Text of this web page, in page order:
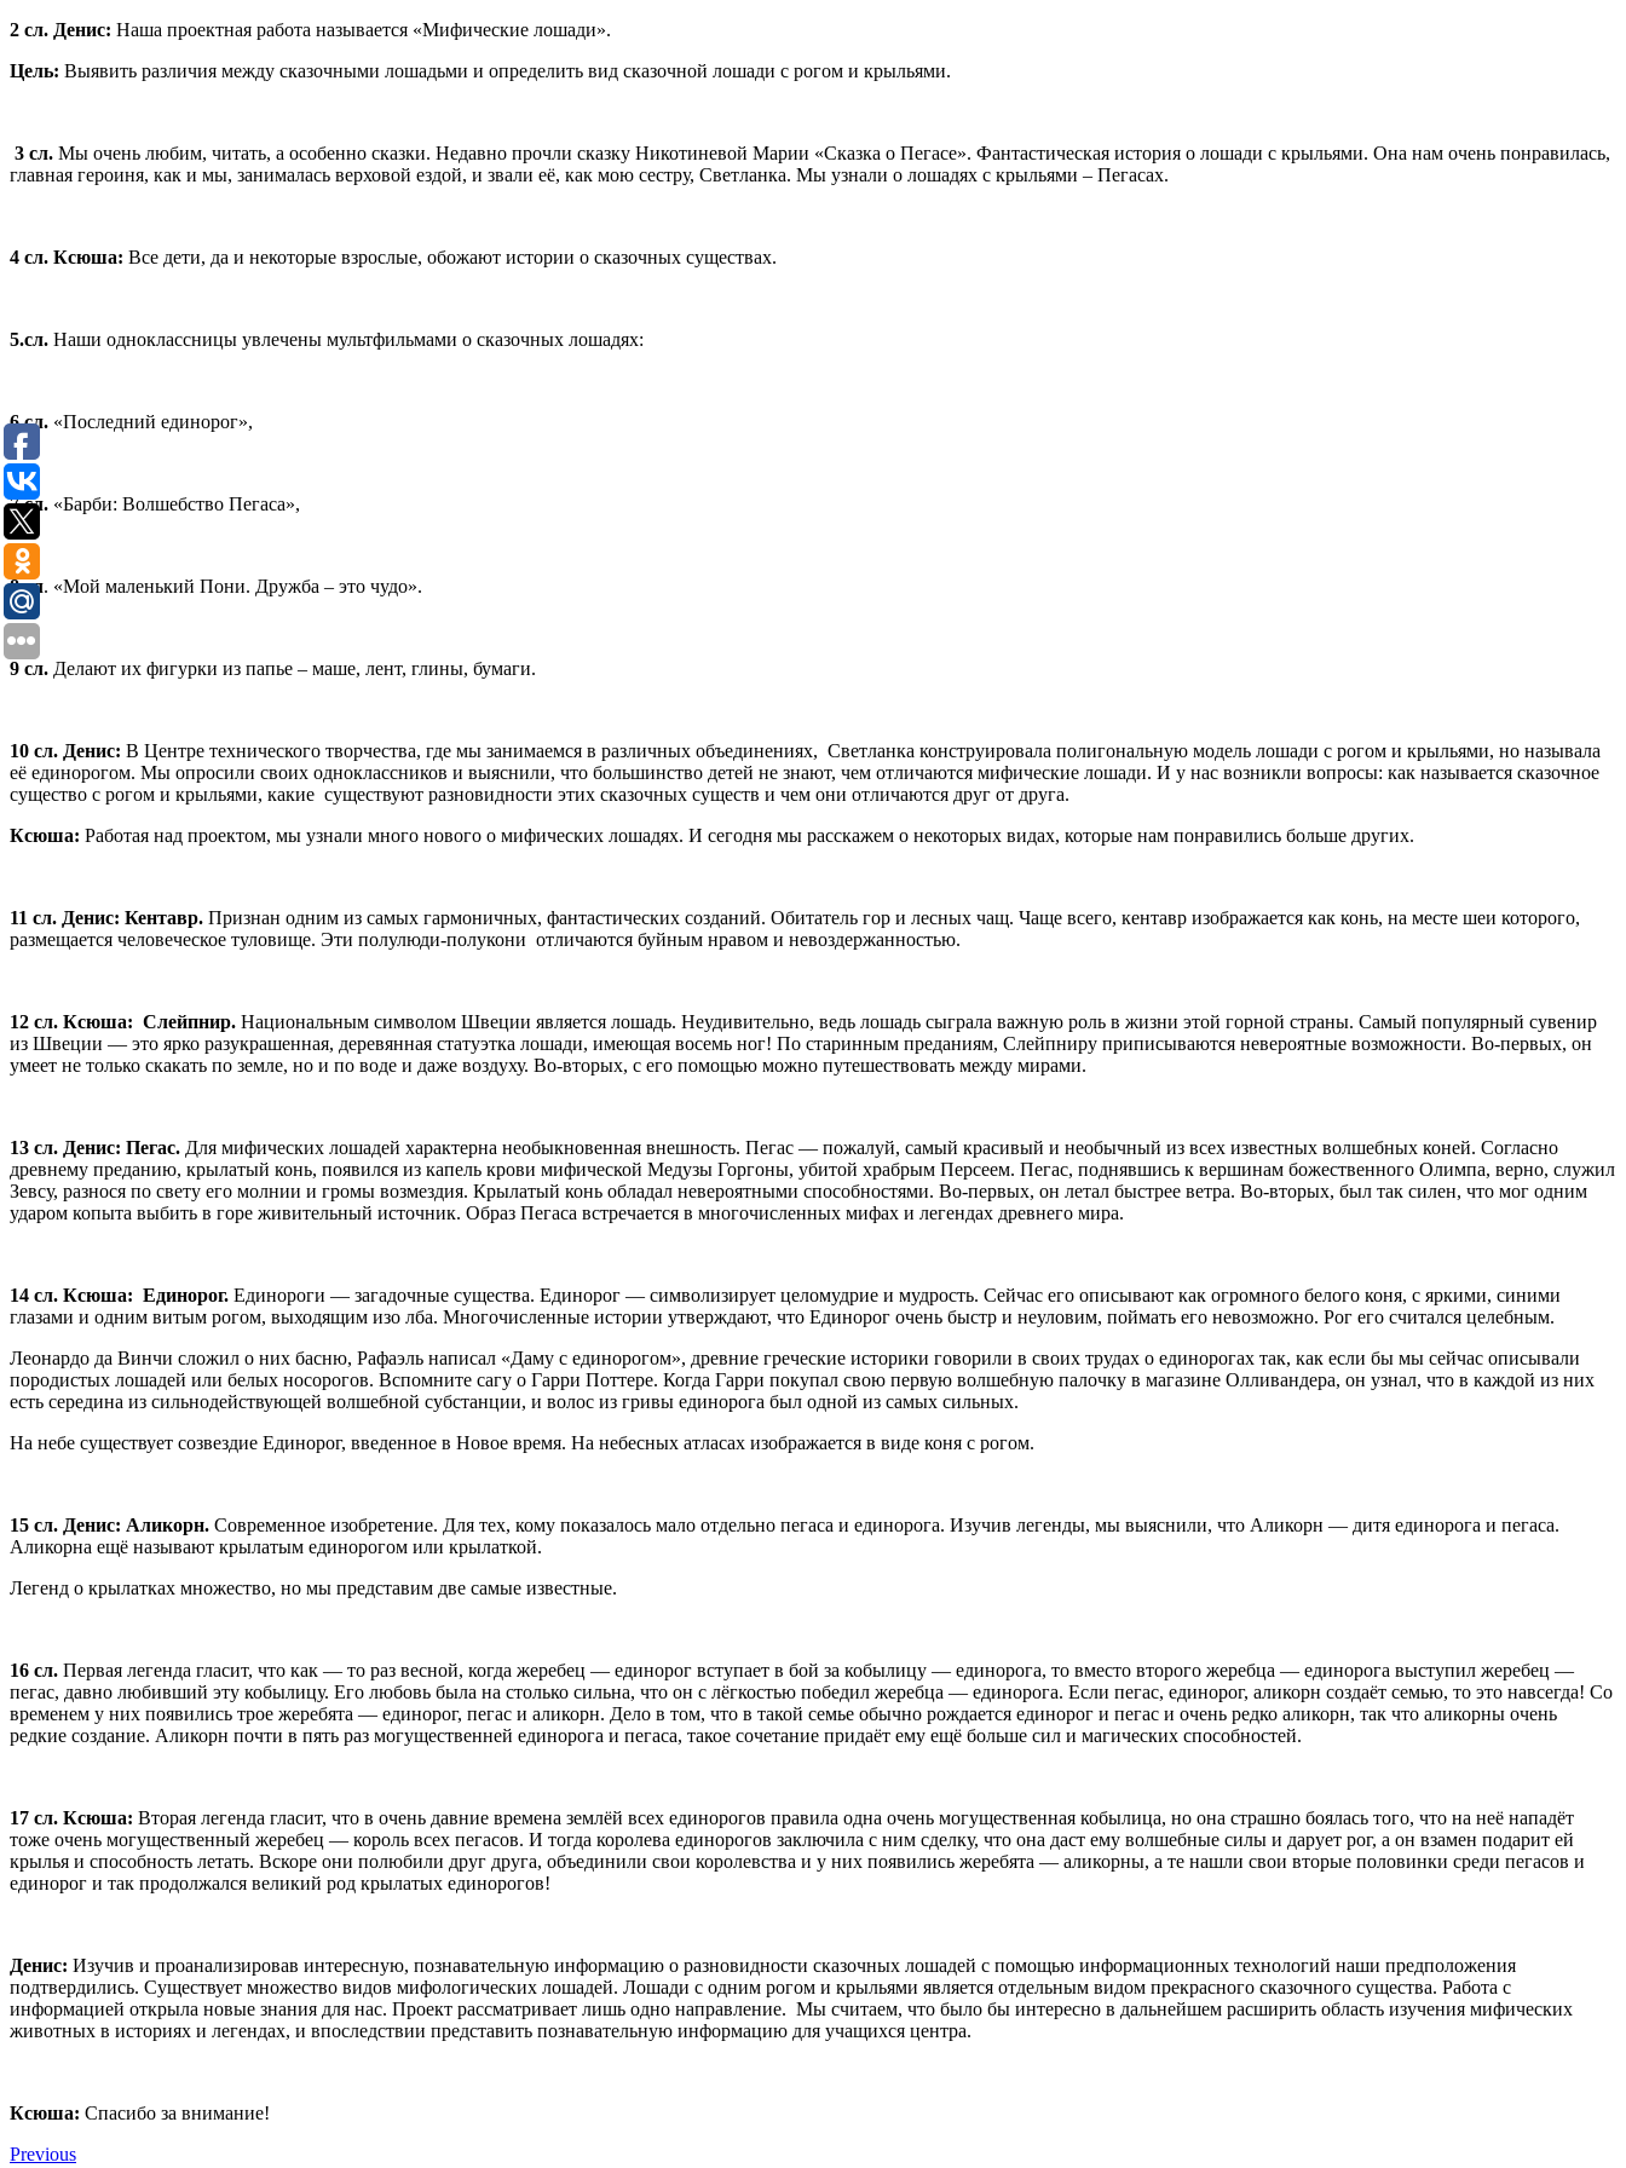
2 сл. Денис: Наша проектная работа называется «Мифические лошади».
Цель: Выявить различия между сказочными лошадьми и определить вид сказочной лошади с рогом и крыльями.
3 сл. Мы очень любим, читать, а особенно сказки. Недавно прочли сказку Никотиневой Марии «Сказка о Пегасе». Фантастическая история о лошади с крыльями. Она нам очень понравилась,
главная героиня, как и мы, занималась верховой ездой, и звали её, как мою сестру, Светланка. Мы узнали о лошадях с крыльями – Пегасах.
4 сл. Ксюша: Все дети, да и некоторые взрослые, обожают истории о сказочных существах.
5.сл. Наши одноклассницы увлечены мультфильмами о сказочных лошадях:
6 сл. «Последний единорог»,
7 сл. «Барби: Волшебство Пегаса»,
8 сл. «Мой маленький Пони. Дружба – это чудо».
9 сл. Делают их фигурки из папье – маше, лент, глины, бумаги.
10 сл. Денис: В Центре технического творчества, где мы занимаемся в различных объединениях, Светланка конструировала полигональную модель лошади с рогом и крыльями, но называла
её единорогом. Мы опросили своих одноклассников и выяснили, что большинство детей не знают, чем отличаются мифические лошади. И у нас возникли вопросы: как называется сказочное
существо с рогом и крыльями, какие существуют разновидности этих сказочных существ и чем они отличаются друг от друга.
Ксюша: Работая над проектом, мы узнали много нового о мифических лошадях. И сегодня мы расскажем о некоторых видах, которые нам понравились больше других.
11 сл. Денис: Кентавр. Признан одним из самых гармоничных, фантастических созданий. Обитатель гор и лесных чащ. Чаще всего, кентавр изображается как конь, на месте шеи которого,
размещается человеческое туловище. Эти полулюди-полукони отличаются буйным нравом и невоздержанностью.
12 сл. Ксюша: Слейпнир. Национальным символом Швеции является лошадь. Неудивительно, ведь лошадь сыграла важную роль в жизни этой горной страны. Самый популярный сувенир
из Швеции — это ярко разукрашенная, деревянная статуэтка лошади, имеющая восемь ног! По старинным преданиям, Слейпниру приписываются невероятные возможности. Во-первых, он
умеет не только скакать по земле, но и по воде и даже воздуху. Во-вторых, с его помощью можно путешествовать между мирами.
13 сл. Денис: Пегас. Для мифических лошадей характерна необыкновенная внешность. Пегас — пожалуй, самый красивый и необычный из всех известных волшебных коней. Согласно
древнему преданию, крылатый конь, появился из капель крови мифической Медузы Горгоны, убитой храбрым Персеем. Пегас, поднявшись к вершинам божественного Олимпа, верно, служил
Зевсу, разнося по свету его молнии и громы возмездия. Крылатый конь обладал невероятными способностями. Во-первых, он летал быстрее ветра. Во-вторых, был так силен, что мог одним
ударом копыта выбить в горе живительный источник. Образ Пегаса встречается в многочисленных мифах и легендах древнего мира.
14 сл. Ксюша: Единорог. Единороги — загадочные существа. Единорог — символизирует целомудрие и мудрость. Сейчас его описывают как огромного белого коня, с яркими, синими
глазами и одним витым рогом, выходящим изо лба. Многочисленные истории утверждают, что Единорог очень быстр и неуловим, поймать его невозможно. Рог его считался целебным.
Леонардо да Винчи сложил о них басню, Рафаэль написал «Даму с единорогом», древние греческие историки говорили в своих трудах о единорогах так, как если бы мы сейчас описывали
породистых лошадей или белых носорогов. Вспомните сагу о Гарри Поттере. Когда Гарри покупал свою первую волшебную палочку в магазине Олливандера, он узнал, что в каждой из них
есть середина из сильнодействующей волшебной субстанции, и волос из гривы единорога был одной из самых сильных.
На небе существует созвездие Единорог, введенное в Новое время. На небесных атласах изображается в виде коня с рогом.
15 сл. Денис: Аликорн. Современное изобретение. Для тех, кому показалось мало отдельно пегаса и единорога. Изучив легенды, мы выяснили, что Аликорн — дитя единорога и пегаса.
Аликорна ещё называют крылатым единорогом или крылаткой.
Легенд о крылатках множество, но мы представим две самые известные.
16 сл. Первая легенда гласит, что как — то раз весной, когда жеребец — единорог вступает в бой за кобылицу — единорога, то вместо второго жеребца — единорога выступил жеребец —
пегас, давно любивший эту кобылицу. Его любовь была на столько сильна, что он с лёгкостью победил жеребца — единорога. Если пегас, единорог, аликорн создаёт семью, то это навсегда! Со
временем у них появились трое жеребята — единорог, пегас и аликорн. Дело в том, что в такой семье обычно рождается единорог и пегас и очень редко аликорн, так что аликорны очень
редкие создание. Аликорн почти в пять раз могущественней единорога и пегаса, такое сочетание придаёт ему ещё больше сил и магических способностей.
17 сл. Ксюша: Вторая легенда гласит, что в очень давние времена землёй всех единорогов правила одна очень могущественная кобылица, но она страшно боялась того, что на неё нападёт
тоже очень могущественный жеребец — король всех пегасов. И тогда королева единорогов заключила с ним сделку, что она даст ему волшебные силы и дарует рог, а он взамен подарит ей
крылья и способность летать. Вскоре они полюбили друг друга, объединили свои королевства и у них появились жеребята — аликорны, а те нашли свои вторые половинки среди пегасов и
единорог и так продолжался великий род крылатых единорогов!
Денис: Изучив и проанализировав интересную, познавательную информацию о разновидности сказочных лошадей с помощью информационных технологий наши предположения
подтвердились. Существует множество видов мифологических лошадей. Лошади с одним рогом и крыльями является отдельным видом прекрасного сказочного существа. Работа с
информацией открыла новые знания для нас. Проект рассматривает лишь одно направление. Мы считаем, что было бы интересно в дальнейшем расширить область изучения мифических
животных в историях и легендах, и впоследствии представить познавательную информацию для учащихся центра.
Ксюша: Спасибо за внимание!
Previous